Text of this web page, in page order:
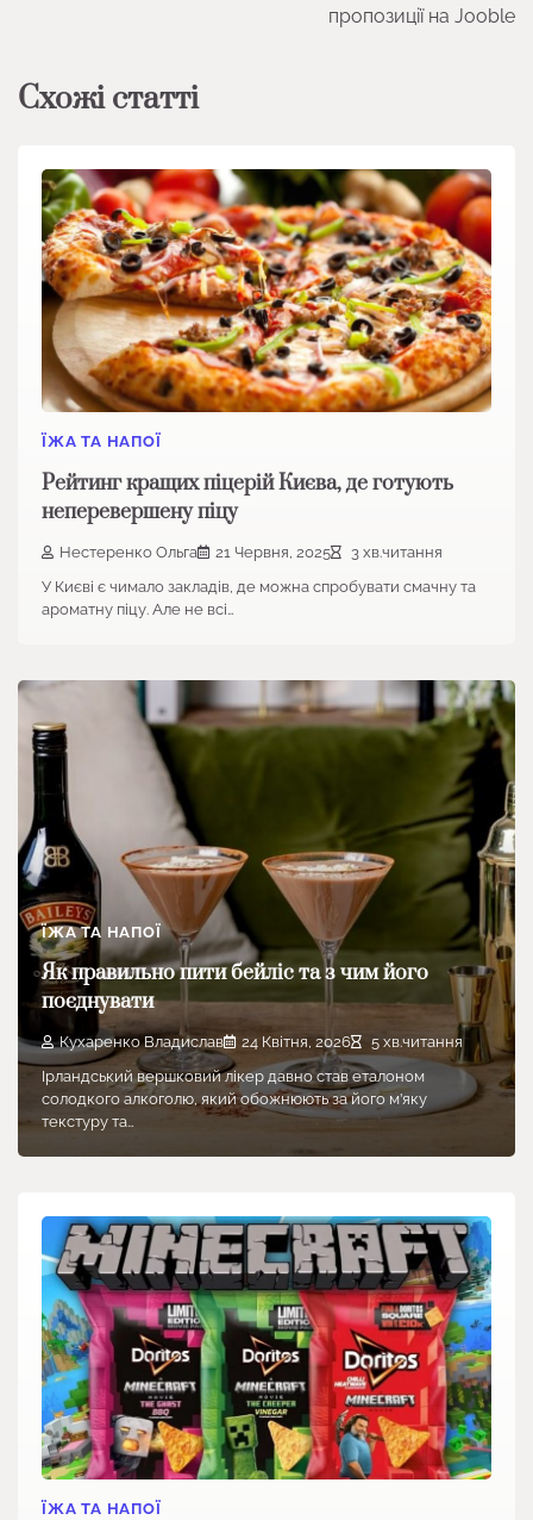
пропозиції на Jooble
Схожі статті
ЇЖА ТА НАПОЇ
Рейтинг кращих піцерій Києва, де готують
неперевершену піцу
Нестеренко Ольга 21 Червня, 2025
3 хв.читання
У Києві є чимало закладів, де можна спробувати смачну та
ароматну піцу. Але не всі…
ЇЖА ТА НАПОЇ
Як правильно пити бейліс та з чим його
поєднувати
Кухаренко Владислав 24 Квітня, 2026
5 хв.читання
Ірландський вершковий лікер давно став еталоном
солодкого алкоголю, який обожнюють за його м’яку
текстуру та…
ЇЖА ТА НАПОЇ